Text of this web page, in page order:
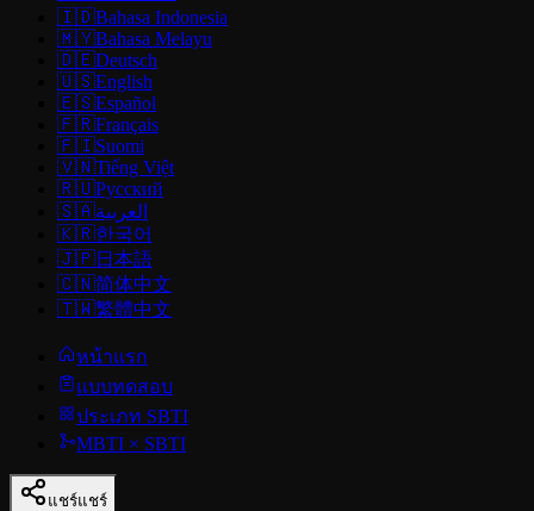
🇮🇩Bahasa Indonesia
🇲🇾Bahasa Melayu
🇩🇪Deutsch
🇺🇸English
🇪🇸Español
🇫🇷Français
🇫🇮Suomi
🇻🇳Tiếng Việt
🇷🇺Русский
🇸🇦العربية
🇰🇷한국어
🇯🇵日本語
🇨🇳简体中文
🇹🇼繁體中文
หน้าแรก
แบบทดสอบ
ประเภท SBTI
MBTI × SBTI
แชร์แชร์